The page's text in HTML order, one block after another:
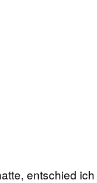
entschied ich